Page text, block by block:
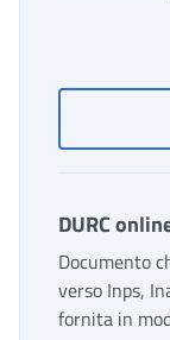
DURC
Documento
verso Inps,
fornita in